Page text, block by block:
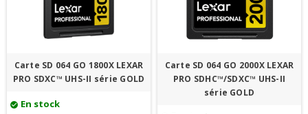
Carte SD 064 GO 1800X LEXAR
PRO SDXC™ UHS-II série GOLD
check_circle En stock
Carte SD 064 GO 2000X LEXAR
PRO SDHC™/SDXC™ UHS-II
série GOLD